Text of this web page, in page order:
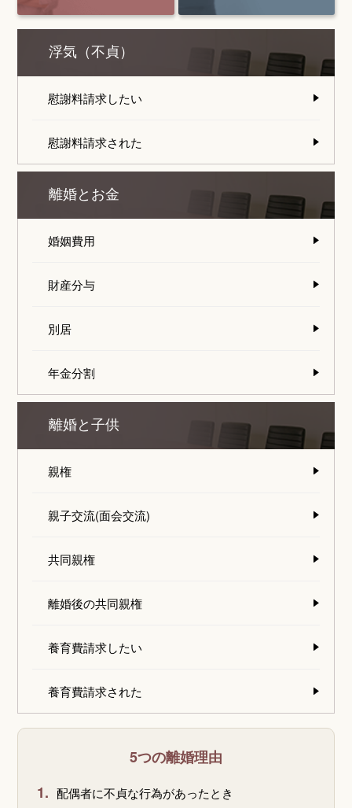
浮気（不貞）
慰謝料請求したい
慰謝料請求された
離婚とお金
婚姻費用
財産分与
別居
年金分割
離婚と子供
親権
親子交流(面会交流)
共同親権
離婚後の共同親権
養育費請求したい
養育費請求された
5つの離婚理由
1. 配偶者に不貞な行為があったとき